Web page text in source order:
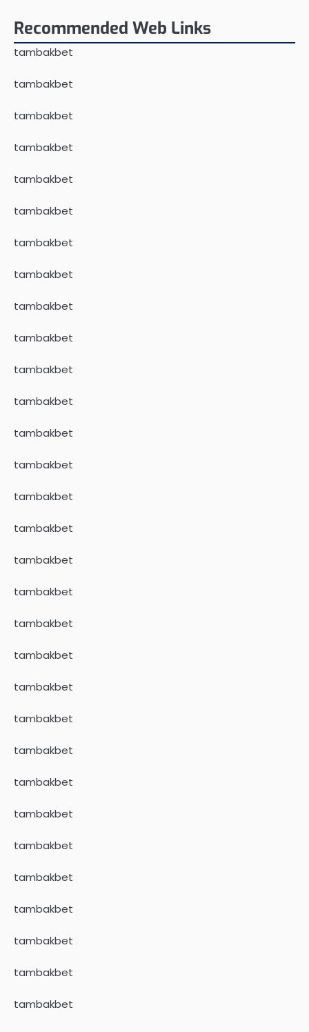
Recommended Web Links
tambakbet
tambakbet
tambakbet
tambakbet
tambakbet
tambakbet
tambakbet
tambakbet
tambakbet
tambakbet
tambakbet
tambakbet
tambakbet
tambakbet
tambakbet
tambakbet
tambakbet
tambakbet
tambakbet
tambakbet
tambakbet
tambakbet
tambakbet
tambakbet
tambakbet
tambakbet
tambakbet
tambakbet
tambakbet
tambakbet
tambakbet